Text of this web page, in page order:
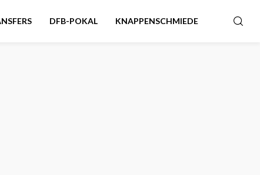
DFB-POKAL KNAPPENSCHMIEDE